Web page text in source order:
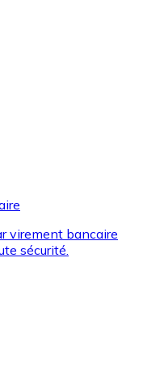
en espèces et d'autres
pour acheter
de vos marques
virement bancaire
sécurité.